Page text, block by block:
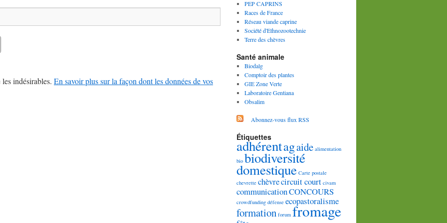
indésirables. En savoir plus sur la façon dont les données de vos
PEP CAPRINS
Races de France
Réseau viande caprine
Société d'Ethnozootechnie
Terre des chèvres
Santé animale
Biodalg
Comptoir des plantes
GIE Zone Verte
Laboratoire Gentiana
Obsalim
Abonnez-vous flux RSS
Étiquettes
adhérentagaide alimentation
bio biodiversité
domestique Carte postale
chevrette chèvrecircuit court civam
communicationCONCOURS
crowdfunding défense ecopastoralisme
formation forum fromage